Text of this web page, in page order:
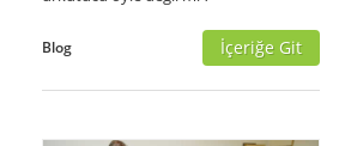
Blog İçeriğe Git